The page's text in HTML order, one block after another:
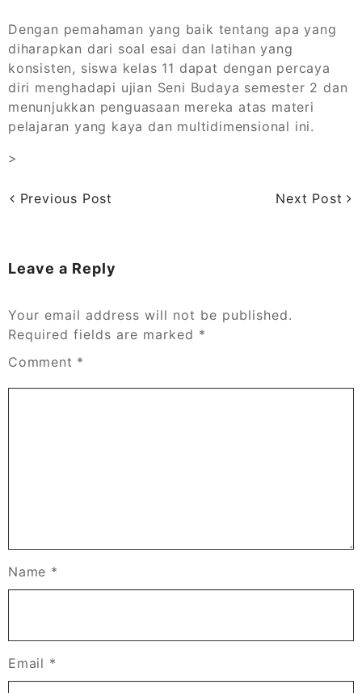
Dengan pemahaman yang baik tentang apa yang
diharapkan dari soal esai dan latihan yang
konsisten, siswa kelas 11 dapat dengan percaya
diri menghadapi ujian Seni Budaya semester 2 dan
menunjukkan penguasaan mereka atas materi
pelajaran yang kaya dan multidimensional ini.
>
Previous Post Next Post
Leave a Reply
Your email address will not be published.
Required fields are marked *
Comment *
Name *
Email *